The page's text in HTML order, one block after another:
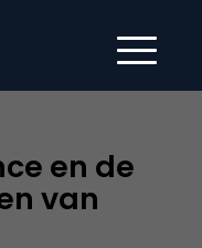
en de
van